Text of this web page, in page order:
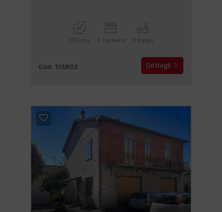
130 mq 3 Camere 3 Bagni
Cod. 113802 Dettagli